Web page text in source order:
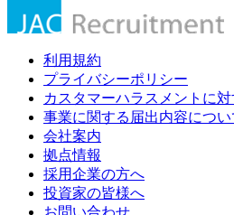
利用規約
プライバシーポリシー
カスタマーハラスメントに
事業に関する届出内容につい
会社案内
拠点情報
採用企業の方へ
投資家の皆様へ